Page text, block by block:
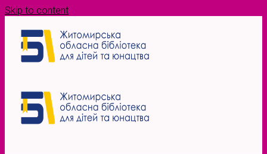
Skip to content